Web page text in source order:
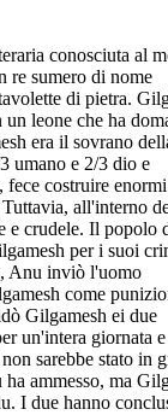
conosciuta al
re sumero di nome
di pietra.
un leone che ha
era il sovrano
umano e 2/3 dio e
fece costruire
all'interno
e crudele. Il popolo
per i suoi
Anu inviò l'uomo
come
Gilgamesh ei due
un'intera giornata
sarebbe stato in
ammesso, ma
I due hanno